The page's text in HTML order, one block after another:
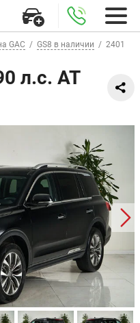
GAC GS8 в наличии 2401
л.с. AT